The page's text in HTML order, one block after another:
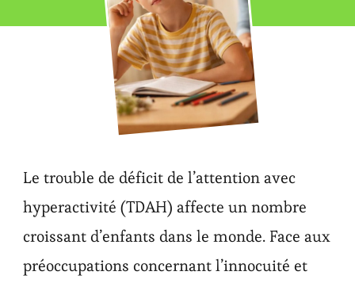
Le trouble de déficit de l’attention avec
hyperactivité (TDAH) affecte un nombre
croissant d’enfants dans le monde. Face aux
préoccupations concernant l’innocuité et